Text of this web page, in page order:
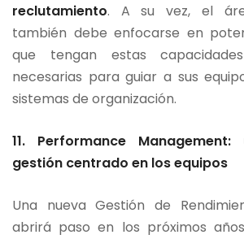
reclutamiento. A su vez, el
también debe enfocarse en
que tengan estas
necesarias para guiar a sus
sistemas de organización.
11. Performance
gestión centrado en los equipos
Una nueva Gestión de
abrirá paso en los próximos